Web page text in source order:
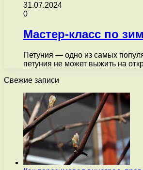
31.07.2024
0
Мастер-класс по
Петуния — одно из самых
петуния не может выжить на
Свежие записи